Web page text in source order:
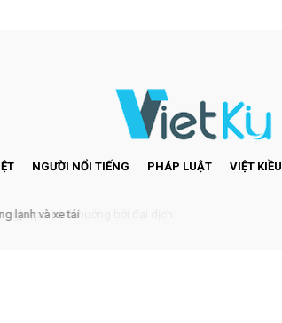
NGƯỜI NỔI TIẾNG PHÁP LUẬT VIỆT KIỀU
và xe tải
bị ảnh hưởng bởi đại dịch